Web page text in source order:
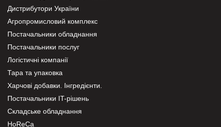
Дистрибутори України
Агропромисловий комплекс
Постачальники обладнання
Постачальники послуг
Логістичні компанії
Тара та упаковка
Харчові добавки. Інгредієнти.
Постачальники IT-рішень
Складське обладнання
HoReCa